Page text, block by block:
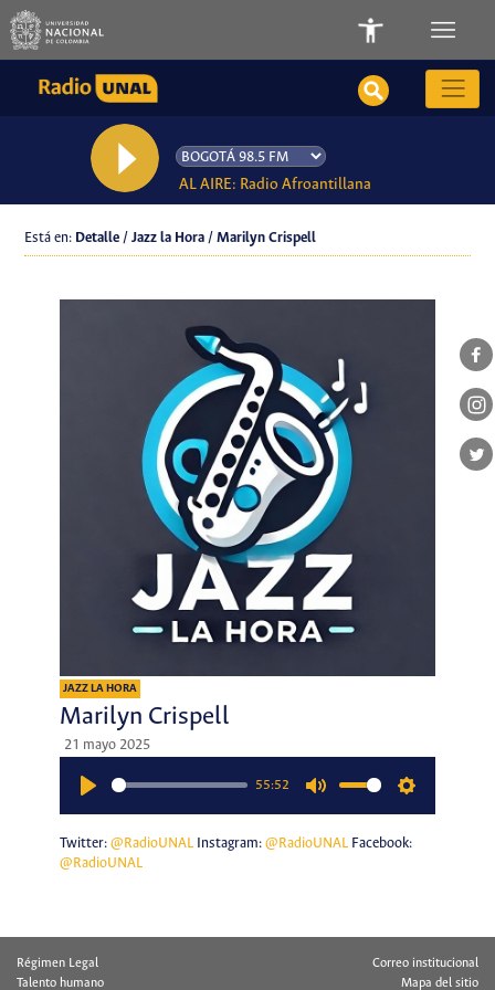
AL AIRE: Radio Afroantillana
Está en: Detalle / Jazz la Hora / Marilyn Crispell
JAZZ LA HORA
Marilyn Crispell
21 mayo 2025
55:52
Twitter: @RadioUNALInstagram: @RadioUNALFacebook:
@RadioUNAL
Régimen Legal
Talento humano
Correo institucional
Mapa del sitio